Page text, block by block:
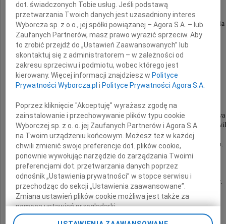
zastępczyni prezydenta
ds. rozwoju społecznego i równego traktowania
z powodu odejścia
ukochanej
W takich chwilach szczególnie mocno
co w nas pozostaje wspomnienie wspólnych
mądrość codziennych gestów
i obecność, która trwa w pamięci oraz w sercu.
Niech ta pamięć będzie źródłem siły,
a bliskość ludzi i życzliwość otoczenia
przynoszą ukojenie w czasie żałoby i tęsknoty.
Aleksandra Dulkiewicz
dot. świadczonych Tobie usług. Jeśli podstawą
przetwarzania Twoich danych jest uzasadniony interes
Wyborcza sp. z o.o., jej spółki powiązanej – Agora S.A. – lub
Zaufanych Partnerów, masz prawo wyrazić sprzeciw. Aby
to zrobić przejdź do „Ustawień Zaawansowanych” lub
skontaktuj się z administratorem – w zależności od
zakresu sprzeciwu i podmiotu, wobec którego jest
kierowany. Więcej informacji znajdziesz w Polityce
Prywatności Wyborcza.pl i Polityce Prywatności Agora S.A.
Poprzez kliknięcie "Akceptuję" wyrażasz zgodę na
zainstalowanie i przechowywanie plików typu cookie
Wyborczej sp. z o. o. jej Zaufanych Partnerów i Agora S.A.
na Twoim urządzeniu końcowym. Możesz też w każdej
chwili zmienić swoje preferencje dot. plików cookie,
ponownie wywołując narzędzie do zarządzania Twoimi
preferencjami dot. przetwarzania danych poprzez
odnośnik „Ustawienia prywatności” w stopce serwisu i
przechodząc do sekcji „Ustawienia zaawansowane”.
Zmiana ustawień plików cookie możliwa jest także za
pomocą ustawień przeglądarki.